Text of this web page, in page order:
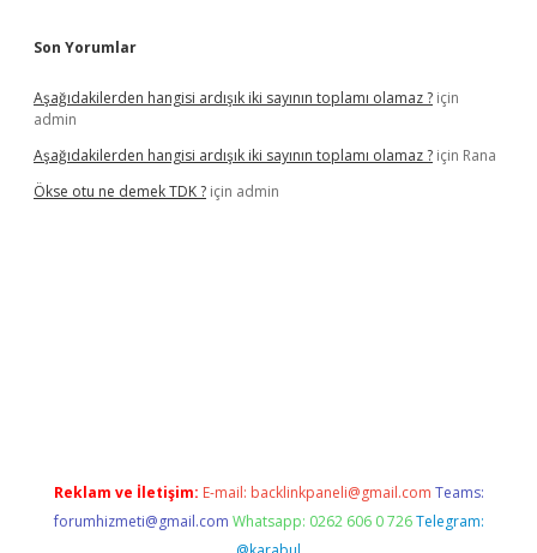
Son Yorumlar
Aşağıdakilerden hangisi ardışık iki sayının toplamı olamaz ? için
admin
Aşağıdakilerden hangisi ardışık iki sayının toplamı olamaz ? için Rana
Ökse otu ne demek TDK ? için admin
Reklam ve İletişim: E-mail: backlinkpaneli@gmail.com Teams:
forumhizmeti@gmail.com Whatsapp: 0262 606 0 726 Telegram: